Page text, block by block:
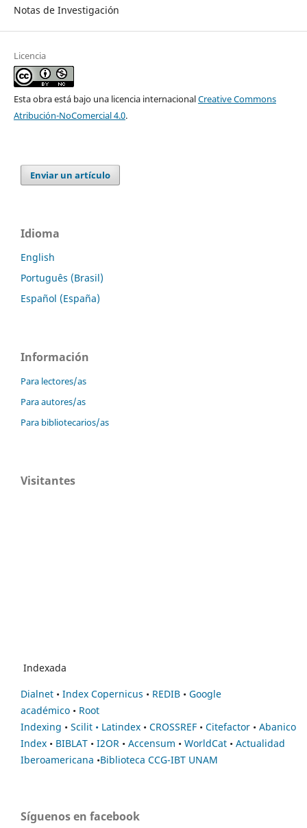
Notas de Investigación
Licencia
Esta obra está bajo una licencia internacionalCreative Commons
Atribución-NoComercial 4.0.
Enviar un artículo
Idioma
English
Português (Brasil)
Español (España)
Información
Para lectores/as
Para autores/as
Para bibliotecarios/as
Visitantes
Indexada
Dialnet • Index Copernicus • REDIB • Google
académico • Root
Indexing • Scilit • Latindex • CROSSREF • Citefactor • Abanico
Index • BIBLAT • I2OR • Accensum • WorldCat • Actualidad
Iberoamericana •Biblioteca CCG-IBT UNAM
Síguenos en facebook